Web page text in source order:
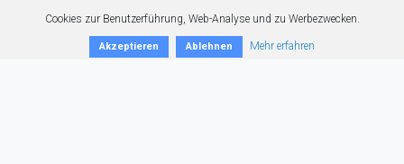
Cookies zur Benutzerführung, Web-Analyse und zu Werbezwecken.
Akzeptieren Ablehnen Mehr erfahren